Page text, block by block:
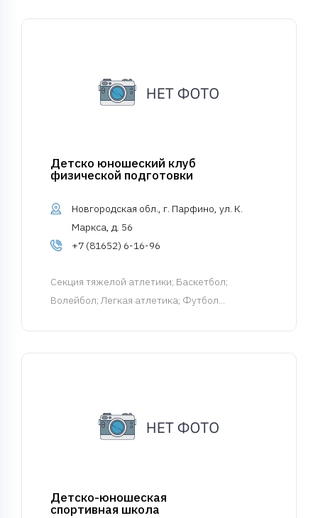
Детско юношеский клуб
физической подготовки
Новгородская обл., г. Парфино, ул. К.
Маркса, д. 56
+7 (81652) 6-16-96
Cекция тяжелой атлетики; Баскетбол;
Волейбол; Легкая атлетика; Футбол...
Детско-юношеская
спортивная школа